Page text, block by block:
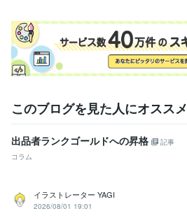
このブログを見た人にオススメ
出品者ランクゴールドへの昇格
記事
コラム
イラストレーター YAGI
2026/08/01 19:01